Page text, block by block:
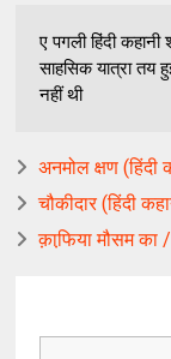
ए पगली हिंदी
साहसिक यात्रा तय
नहीं थी
अनमोल क्षण (हिंदी
चौकीदार (हिंदी
क़ाफि़या मौसम का /